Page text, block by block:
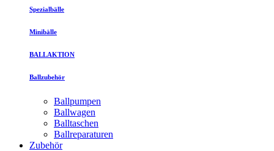
Spezialbälle
Minibälle
BALLAKTION
Ballzubehör
Ballpumpen
Ballwagen
Balltaschen
Ballreparaturen
Zubehör